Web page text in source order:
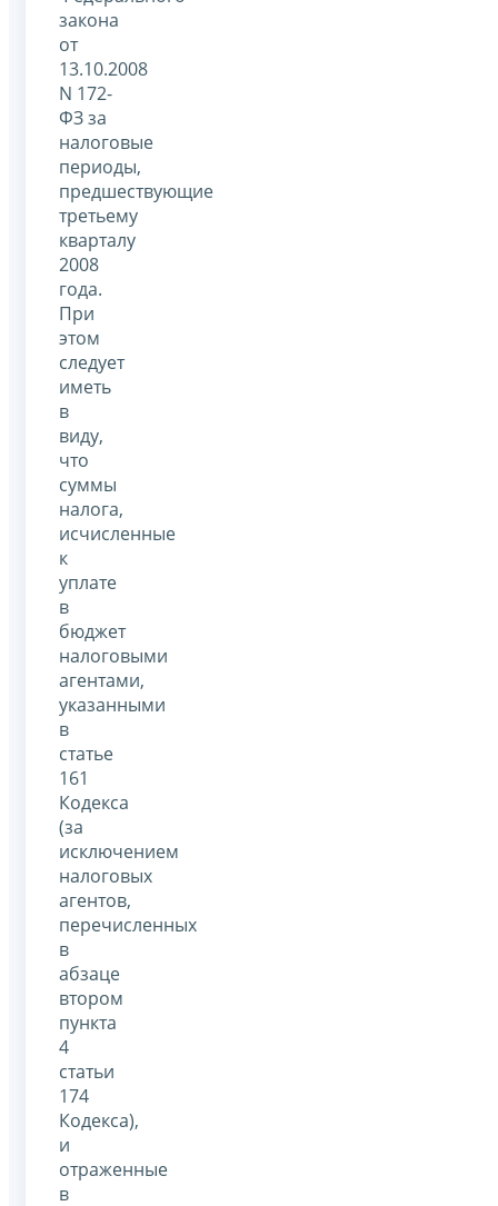
закона
от
13.10.2008
N 172-
ФЗ за
налоговые
периоды,
предшествующие
третьему
кварталу
2008
года.
При
этом
следует
иметь
в
виду,
что
суммы
налога,
исчисленные
к
уплате
в
бюджет
налоговыми
агентами,
указанными
в
статье
161
Кодекса
(за
исключением
налоговых
агентов,
перечисленных
в
абзаце
втором
пункта
4
статьи
174
Кодекса),
и
отраженные
в